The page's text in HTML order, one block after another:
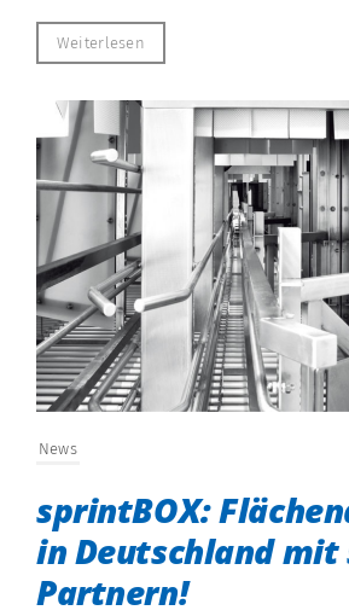
Weiterlesen
News
sprintBOX:
in Deutschland
Partnern!